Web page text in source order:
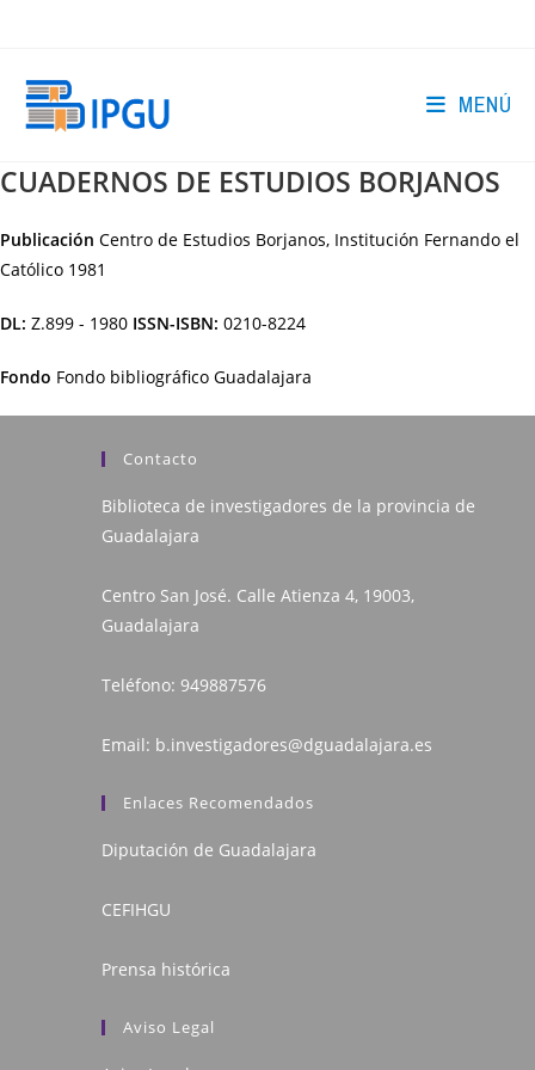
MENÚ
CUADERNOS DE ESTUDIOS BORJANOS
Publicación Centro de Estudios Borjanos, Institución Fernando el
Católico 1981
DL: Z.899 - 1980 ISSN-ISBN: 0210-8224
Fondo Fondo bibliográfico Guadalajara
Contacto
Biblioteca de investigadores de la provincia de
Guadalajara
Centro San José. Calle Atienza 4, 19003,
Guadalajara
Teléfono: 949887576
Email: b.investigadores@dguadalajara.es
Enlaces Recomendados
Diputación de Guadalajara
CEFIHGU
Prensa histórica
Aviso Legal